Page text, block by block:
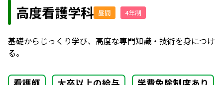
高度看護学科 昼間 4年制
基礎からじっくり学び、高度な専門知識・技術を身につけ
る。